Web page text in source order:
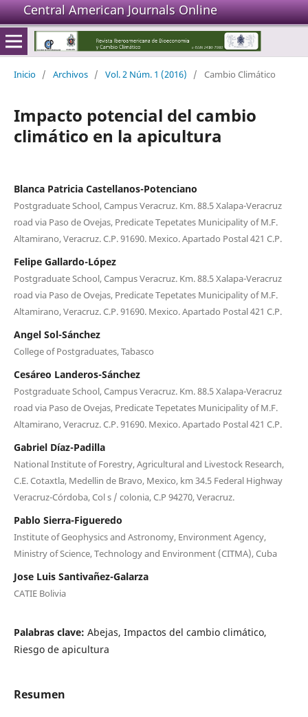
Central American Journals Online
Inicio / Archivos / Vol. 2 Núm. 1 (2016) / Cambio Climático
Impacto potencial del cambio
climático en la apicultura
Blanca Patricia Castellanos-Potenciano
Postgraduate School, Campus Veracruz. Km. 88.5 Xalapa-Veracruz
road via Paso de Ovejas, Predicate Tepetates Municipality of M.F.
Altamirano, Veracruz. C.P. 91690. Mexico. Apartado Postal 421 C.P.
Felipe Gallardo-López
Postgraduate School, Campus Veracruz. Km. 88.5 Xalapa-Veracruz
road via Paso de Ovejas, Predicate Tepetates Municipality of M.F.
Altamirano, Veracruz. C.P. 91690. Mexico. Apartado Postal 421 C.P.
Angel Sol-Sánchez
College of Postgraduates, Tabasco
Cesáreo Landeros-Sánchez
Postgraduate School, Campus Veracruz. Km. 88.5 Xalapa-Veracruz
road via Paso de Ovejas, Predicate Tepetates Municipality of M.F.
Altamirano, Veracruz. C.P. 91690. Mexico. Apartado Postal 421 C.P.
Gabriel Díaz-Padilla
National Institute of Forestry, Agricultural and Livestock Research,
C.E. Cotaxtla, Medellin de Bravo, Mexico, km 34.5 Federal Highway
Veracruz-Córdoba, Col s / colonia, C.P 94270, Veracruz.
Pablo Sierra-Figueredo
Institute of Geophysics and Astronomy, Environment Agency,
Ministry of Science, Technology and Environment (CITMA), Cuba
Jose Luis Santivañez-Galarza
CATIE Bolivia
Palabras clave: Abejas, Impactos del cambio climático,
Riesgo de apicultura
Resumen